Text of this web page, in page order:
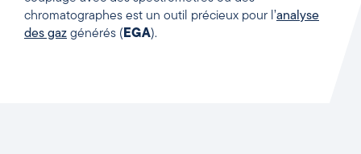
chromatographes est un outil précieux pour l’analyse
des gaz générés ( EGA).